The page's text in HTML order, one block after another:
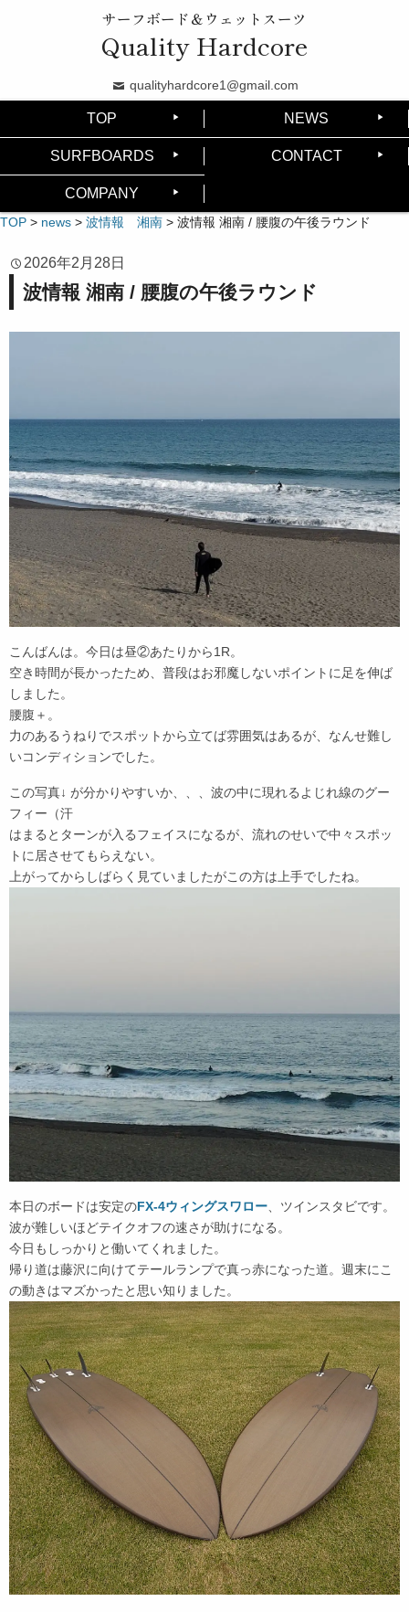
サーフボード＆ウェットスーツ
Quality Hardcore
qualityhardcore1@gmail.com
TOP NEWS
SURFBOARDS CONTACT
COMPANY
TOP > news > 波情報 湘南 > 波情報 湘南 / 腰腹の午後ラウンド
2026年2月28日
波情報 湘南 / 腰腹の午後ラウンド
こんばんは。今日は昼②あたりから1R。
空き時間が長かったため、普段はお邪魔しないポイントに足を伸ば
しました。
腰腹＋。
力のあるうねりでスポットから立てば雰囲気はあるが、なんせ難し
いコンディションでした。
この写真↓ が分かりやすいか、、、波の中に現れるよじれ線のグー
フィー（汗
はまるとターンが入るフェイスになるが、流れのせいで中々スポッ
トに居させてもらえない。
上がってからしばらく見ていましたがこの方は上手でしたね。
本日のボードは安定のFX-4ウィングスワロー 、ツインスタビです。
波が難しいほどテイクオフの速さが助けになる。
今日もしっかりと働いてくれました。
帰り道は藤沢に向けてテールランプで真っ赤になった道。週末にこ
の動きはマズかったと思い知りました。